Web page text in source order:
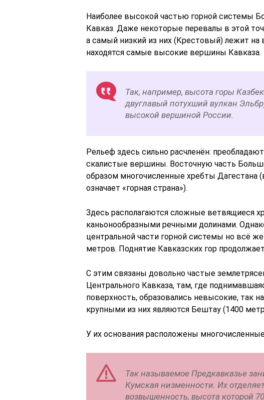
Наиболее высокой частью горной системы
Кавказ. Даже некоторые перевалы в этой
а самый низкий из них (Крестовый) лежит
находятся самые высокие вершины Кавказа.
Так, например, высота горы
двуглавый потухший вулкан
высокой вершиной России.
Рельеф здесь сильно расчленён:
скалистые вершины. Восточную часть
образом многочисленные хребты Дагестана
означает «горная страна»).
Здесь располагаются сложные ветвящиеся
каньонообразными речными долинами.
центральной части горной системы но всё
метров. Поднятие Кавказских гор
С этим связаны довольно частые
Центрального Кавказа, там, где
поверхность, образовались невысокие, так
крупными из них являются Бештау (1400
У их основания расположены
Так называемое Предкавказье
Кумская низменности. Их
возвышенность, высота которой